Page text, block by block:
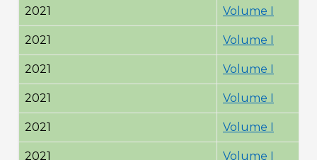
2021 Volume I
2021 Volume I
2021 Volume I
2021 Volume I
2021 Volume I
2021 Volume I